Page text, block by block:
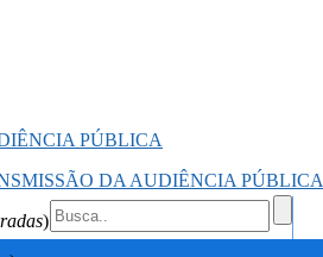
PÚBLICA
DA AUDIÊNCIA PÚBLICA
)